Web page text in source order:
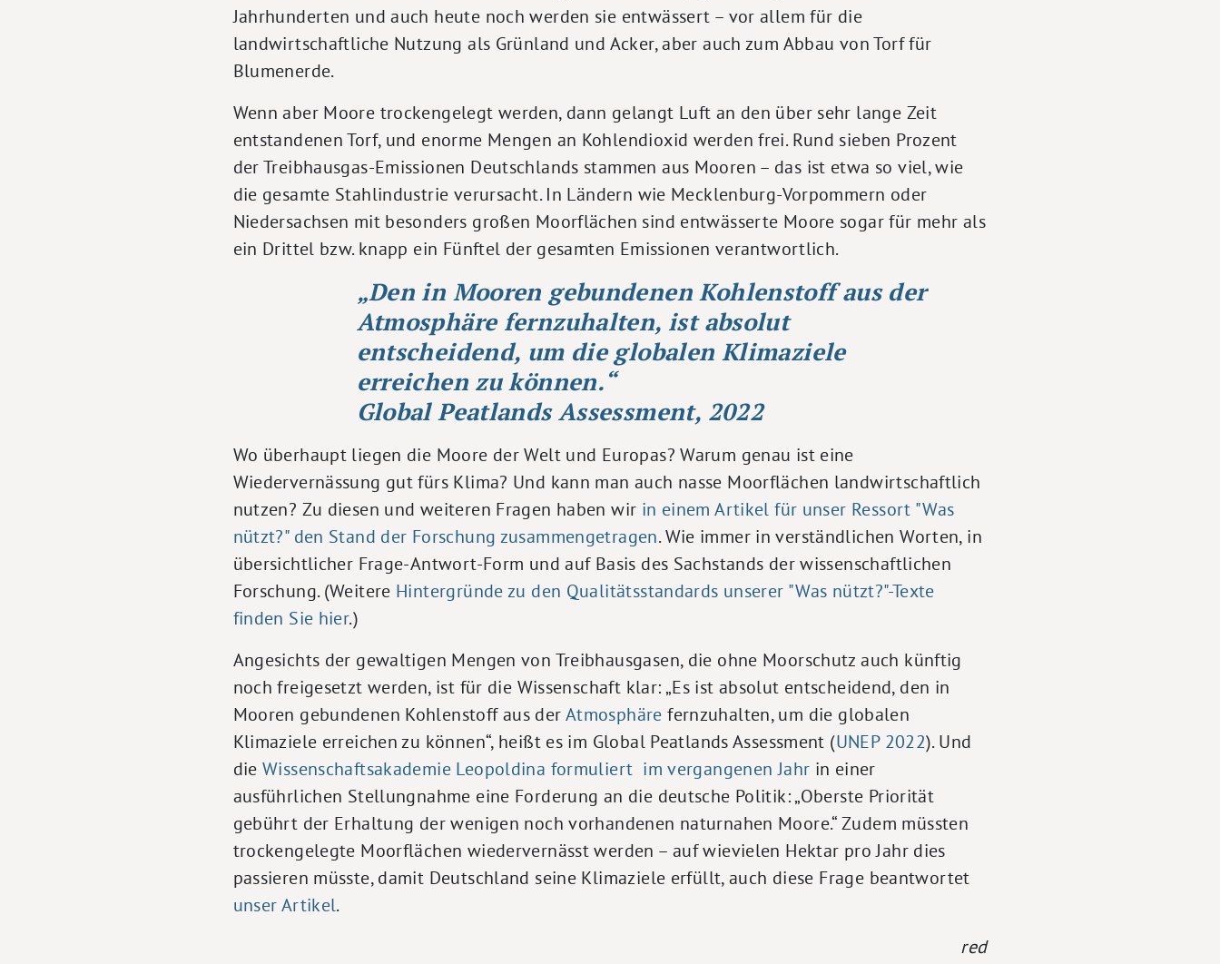
Jahrhunderten und auch heute noch werden sie entwässert – vor allem für die
landwirtschaftliche Nutzung als Grünland und Acker, aber auch zum Abbau von Torf für
Blumenerde.
Wenn aber Moore trockengelegt werden, dann gelangt Luft an den über sehr lange Zeit
entstandenen Torf, und enorme Mengen an Kohlendioxid werden frei. Rund sieben Prozent
der Treibhausgas-Emissionen Deutschlands stammen aus Mooren – das ist etwa so viel, wie
die gesamte Stahlindustrie verursacht. In Ländern wie Mecklenburg-Vorpommern oder
Niedersachsen mit besonders großen Moorflächen sind entwässerte Moore sogar für mehr als
ein Drittel bzw. knapp ein Fünftel der gesamten Emissionen verantwortlich.
„Den in Mooren gebundenen Kohlenstoff aus der
Atmosphärefernzuhalten, ist absolut
entscheidend, um die globalen Klimaziele
erreichen zu können.“
Global Peatlands Assessment, 2022
Wo überhaupt liegen die Moore der Welt und Europas? Warum genau ist eine
Wiedervernässung gut fürs Klima? Und kann man auch nasse Moorflächen landwirtschaftlich
nutzen? Zu diesen und weiteren Fragen haben wir in einem Artikel für unser Ressort "Was
nützt?" den Stand der Forschung zusammengetragen. Wie immer in verständlichen Worten, in
übersichtlicher Frage-Antwort-Form und auf Basis des Sachstands der wissenschaftlichen
Forschung. (Weitere Hintergründe zu den Qualitätsstandards unserer "Was nützt?"-Texte
finden Sie hier.)
Angesichts der gewaltigen Mengen von Treibhausgasen, die ohne Moorschutz auch künftig
noch freigesetzt werden, ist für die Wissenschaft klar: „Es ist absolut entscheidend, den in
Mooren gebundenen Kohlenstoff aus der Atmosphäre fernzuhalten, um die globalen
Klimaziele erreichen zu können“, heißt es im Global Peatlands Assessment (UNEP 2022). Und
dieWissenschaftsakademie Leopoldina formuliert im vergangenen Jahr in einer
ausführlichen Stellungnahme eine Forderung an die deutsche Politik: „Oberste Priorität
gebührt der Erhaltung der wenigen noch vorhandenen naturnahen Moore.“ Zudem müssten
trockengelegte Moorflächen wiedervernässt werden – auf wievielen Hektar pro Jahr dies
passieren müsste, damit Deutschland seine Klimaziele erfüllt, auch diese Frage beantwortet
unser Artikel.
red